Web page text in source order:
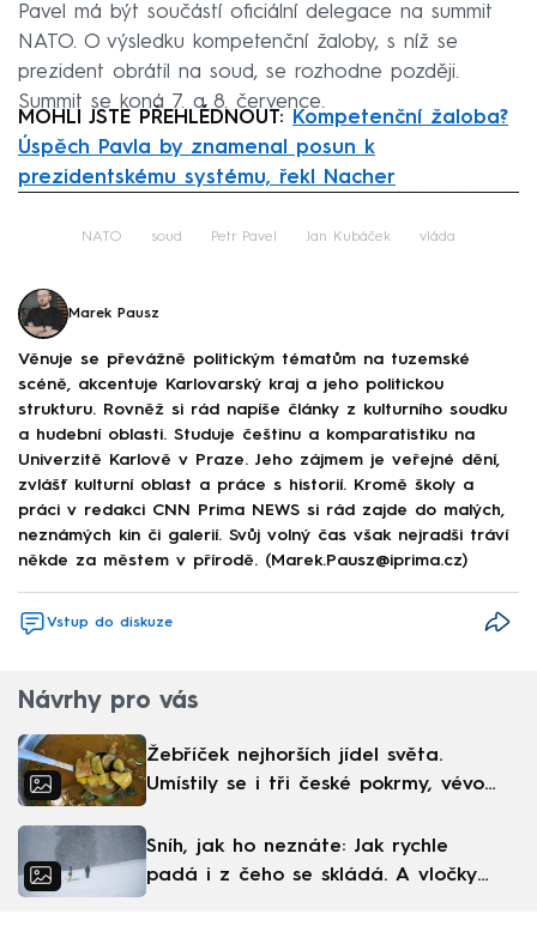
Pavel má být součástí oficiální delegace na summit
NATO. O výsledku kompetenční žaloby, s níž se
prezident obrátil na soud, se rozhodne později.
Summit se koná 7. a 8. července.
MOHLI JSTE PŘEHLÉDNOUT:
Kompetenční žaloba?
Úspěch Pavla by znamenal posun k
prezidentskému systému, řekl Nacher
NATO soud Petr Pavel Jan Kubáček vláda
Marek Pausz
Věnuje se převážně politickým tématům na tuzemské
scéně, akcentuje Karlovarský kraj a jeho politickou
strukturu. Rovněž si rád napíše články z kulturního soudku
a hudební oblasti. Studuje češtinu a komparatistiku na
Univerzitě Karlově v Praze. Jeho zájmem je veřejné dění,
zvlášť kulturní oblast a práce s historií. Kromě školy a
práci v redakci CNN Prima NEWS si rád zajde do malých,
neznámých kin či galerií. Svůj volný čas však nejradši tráví
někde za městem v přírodě. (Marek.Pausz@iprima.cz)
Vstup do diskuze
Návrhy pro vás
Žebříček nejhorších jídel světa.
Umístily se i tři české pokrmy, vévodí
Sníh, jak ho neznáte: Jak rychle
padá i z čeho se skládá. A vločky